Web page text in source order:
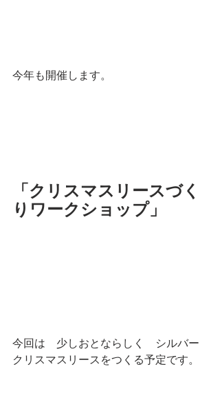
今年も開催します。
「クリスマスリースづく
りワークショップ」
今回は　少しおとならしく　シルバー
クリスマスリースをつくる予定です。